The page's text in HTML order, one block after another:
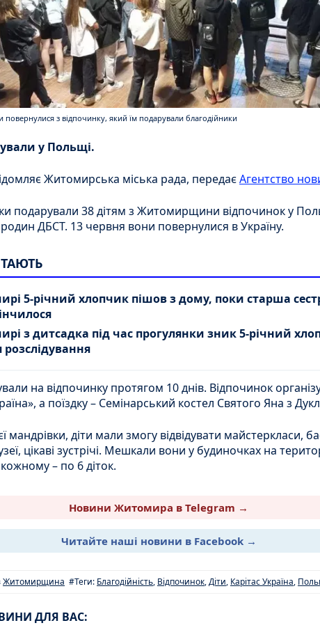
повернулися з відпочинку, який їм подарували благодійники
у Польщі.
Житомирська міська рада, передаєАгентство
подарували 38 дітям з Житомирщини відпочинок у
родин ДБСТ. 13 червня вони повернулися в Україну.
5-річний хлопчик пішов з дому, поки старша
з дитсадка під час прогулянки зник 5-річний
розслідування
на відпочинку протягом 10 днів. Відпочинок
а поїздку – Семінарський костел Святого Яна з
мандрівки, діти мали змогу відвідувати майстеркласи,
цікаві зустрічі. Мешкали вони у будиночках на
– по 6 діток.
Новини Житомира в Telegram →
Читайте наші новини в Facebook →
Житомирщина #Теги: Благодійність, Відпочинок,Діти, Карітас Україна,
ДЛЯ ВАС: